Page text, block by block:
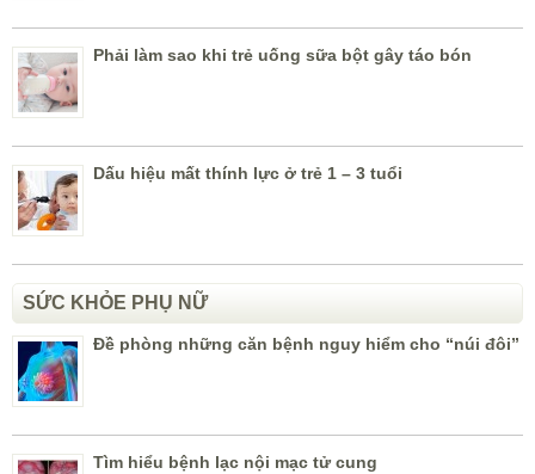
Phải làm sao khi trẻ uống sữa bột gây táo bón
Dấu hiệu mất thính lực ở trẻ 1 – 3 tuổi
SỨC KHỎE PHỤ NỮ
Đề phòng những căn bệnh nguy hiểm cho “núi đôi”
Tìm hiểu bệnh lạc nội mạc tử cung